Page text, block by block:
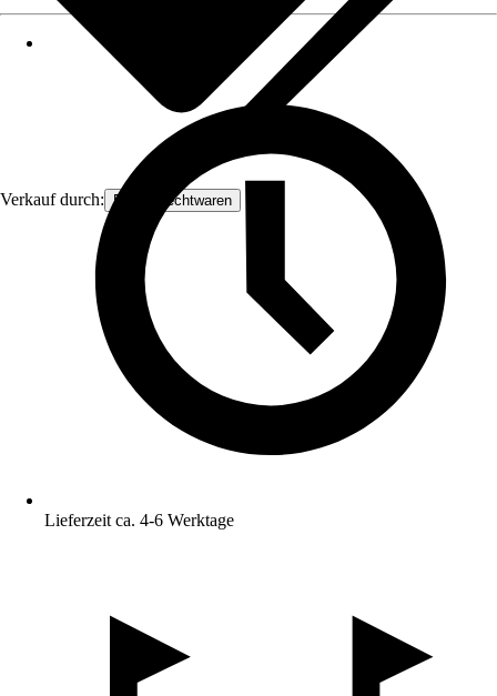
Verkauf durch: Frank Flechtwaren
Lieferzeit ca. 4-6 Werktage